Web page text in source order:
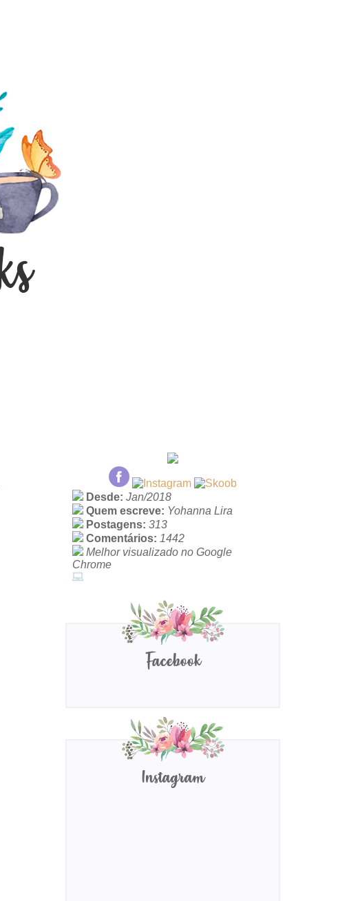
Desde: Jan/2018
Quem escreve: Yohanna Lira
Postagens: 313
Comentários: 1442
Melhor visualizado no Google
Chrome
Facebook
Instagram